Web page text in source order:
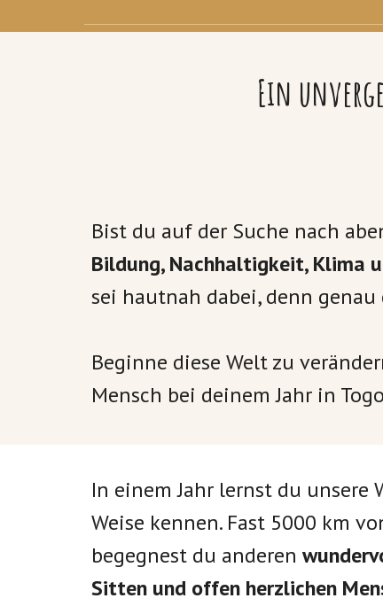
Ein
Bist du auf der Suche nach
Bildung, Nachhaltigkeit, Klima
sei hautnah dabei, denn
Beginne diese Welt zu
Mensch bei deinem Jahr in
In einem Jahr lernst du
Weise kennen. Fast 5000 km
begegnest du anderen
Sitten und offen herzlichen